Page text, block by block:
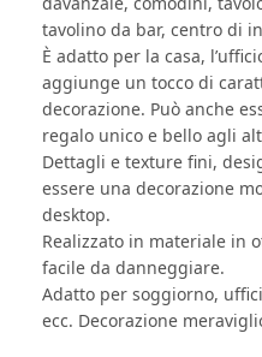
tavolino da bar, centro di
È adatto per la casa,
aggiunge un tocco di
decorazione. Può anche
regalo unico e bello agli
Dettagli e texture fini,
essere una decorazione
desktop.
Realizzato in materiale in
facile da danneggiare.
Adatto per soggiorno,
ecc. Decorazione